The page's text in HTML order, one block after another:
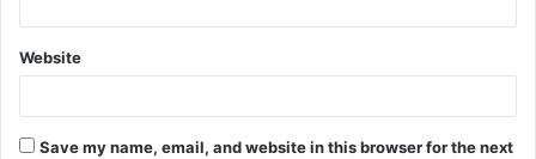
Website
Save my name, email, and website in this browser for the next